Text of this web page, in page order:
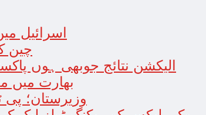
اسرائیل
چین
الیکشن نتائج جوبھی ہوں
بھارت میں مدرسہ مسمار؛
وزیرستان؛ پی